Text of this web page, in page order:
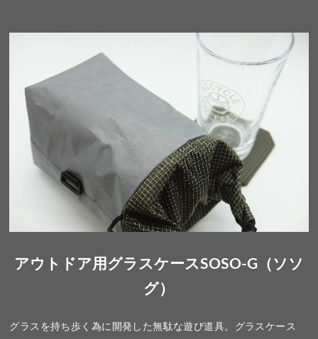
アウトドア用グラスケースSOSO-G（ソソ
グ）
グラスを持ち歩く為に開発した無駄な遊び道具。グラスケース